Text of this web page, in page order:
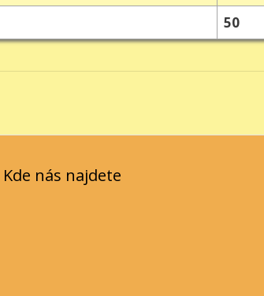
50
Kde nás najdete